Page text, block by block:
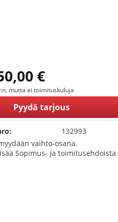
€
mutta ei toimituskuluja
Pyydä tarjous
132993
vaihto-osana.
Sopimus- ja toimitusehdoista.